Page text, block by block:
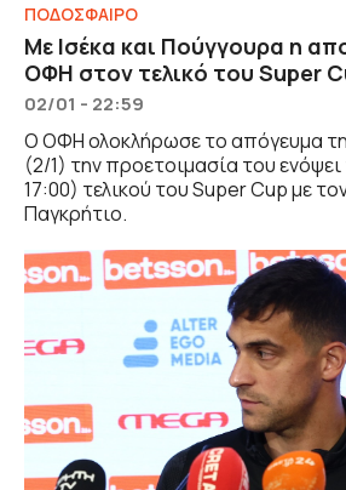
ΠΟΔΟΣΦΑΙΡΟ
Με Ισέκα και Πούγγουρα η
ΟΦΗ στον τελικό του Super
02/01 - 22:59
Ο ΟΦΗ ολοκλήρωσε το απόγευμα
(2/1) την προετοιμασία του
17:00) τελικού του Super Cup με
Παγκρήτιο.